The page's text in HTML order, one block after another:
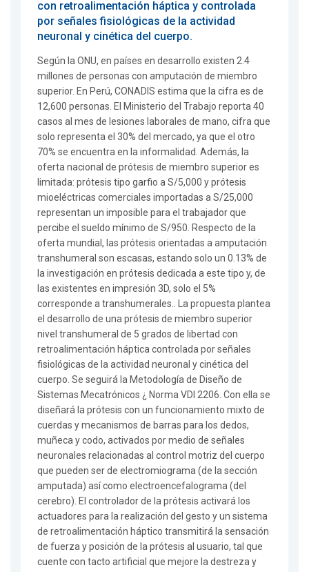
con retroalimentación háptica y controlada
por señales fisiológicas de la actividad
neuronal y cinética del cuerpo.
Según la ONU, en países en desarrollo existen 2.4
millones de personas con amputación de miembro
superior. En Perú, CONADIS estima que la cifra es de
12,600 personas. El Ministerio del Trabajo reporta 40
casos al mes de lesiones laborales de mano, cifra que
solo representa el 30% del mercado, ya que el otro
70% se encuentra en la informalidad. Además, la
oferta nacional de prótesis de miembro superior es
limitada: prótesis tipo garfio a S/5,000 y prótesis
mioeléctricas comerciales importadas a S/25,000
representan un imposible para el trabajador que
percibe el sueldo mínimo de S/950. Respecto de la
oferta mundial, las prótesis orientadas a amputación
transhumeral son escasas, estando solo un 0.13% de
la investigación en prótesis dedicada a este tipo y, de
las existentes en impresión 3D, solo el 5%
corresponde a transhumerales.. La propuesta plantea
el desarrollo de una prótesis de miembro superior
nivel transhumeral de 5 grados de libertad con
retroalimentación háptica controlada por señales
fisiológicas de la actividad neuronal y cinética del
cuerpo. Se seguirá la Metodología de Diseño de
Sistemas Mecatrónicos ¿ Norma VDI 2206. Con ella se
diseñará la prótesis con un funcionamiento mixto de
cuerdas y mecanismos de barras para los dedos,
muñeca y codo, activados por medio de señales
neuronales relacionadas al control motriz del cuerpo
que pueden ser de electromiograma (de la sección
amputada) así como electroencefalograma (del
cerebro). El controlador de la prótesis activará los
actuadores para la realización del gesto y un sistema
de retroalimentación háptico transmitirá la sensación
de fuerza y posición de la prótesis al usuario, tal que
cuente con tacto artificial que mejore la destreza y